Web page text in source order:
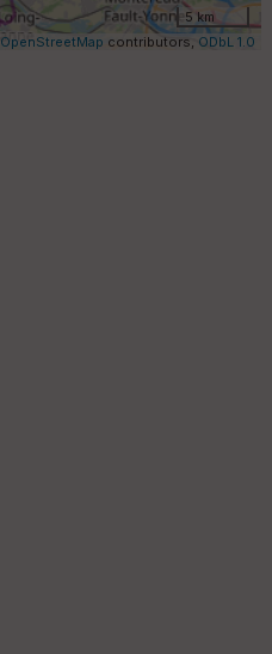
5 km
OpenStreetMap contributors, ODbL 1.0